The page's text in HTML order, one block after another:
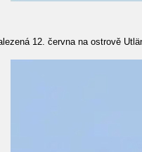
12. června na ostrově